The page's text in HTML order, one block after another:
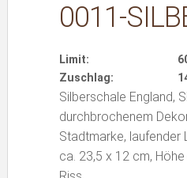
0011-
Limit:
Zuschlag:
Silberschale England,
durchbrochenem
Stadtmarke, laufender
ca. 23,5 x 12 cm,